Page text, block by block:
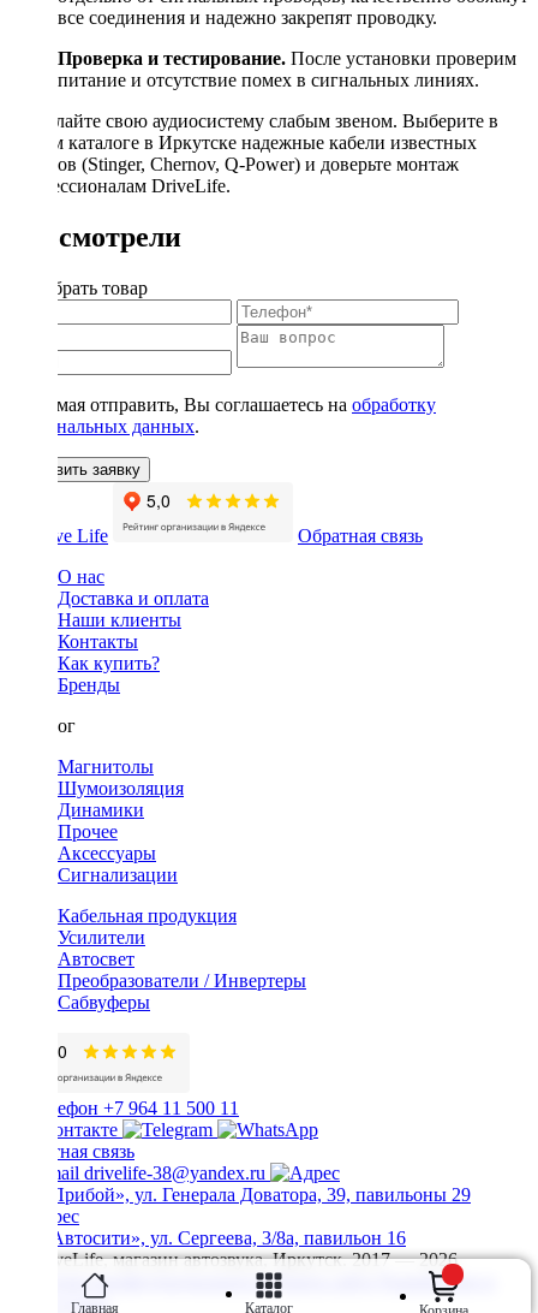
Главная Каталог
все соединения и надежно закрепят проводку.
Проверка и тестирование. После установки проверим
питание и отсутствие помех в сигнальных линиях.
Не делайте свою аудиосистему слабым звеном. Выберите в
нашем каталоге в Иркутске надежные кабели известных
брендов (Stinger, Chernov, Q-Power) и доверьте монтаж
профессионалам DriveLife.
Вы смотрели
Подобрать товар
Нажимая отправить, Вы соглашаетесь на обработку
персональных данных.
Оставить заявку
Обратная связь
О нас
Доставка и оплата
Наши клиенты
Контакты
Как купить?
Бренды
Каталог
Магнитолы
Шумоизоляция
Динамики
Прочее
Аксессуары
Сигнализации
Кабельная продукция
Усилители
Автосвет
Преобразователи / Инвертеры
Сабвуферы
+7 964 11 500 11
Обратная связь
drivelife-38@yandex.ru
ТЦ «Прибой», ул. Генерала Доватора, 39, павильоны 29
ТЦ «Автосити», ул. Сергеева, 3/8а, павильон 16
© DriveLife, магазин автозвука, Иркутск. 2017 — 2026
Политика конфиденциальности Карта сайта
Разработано в
Prime Group